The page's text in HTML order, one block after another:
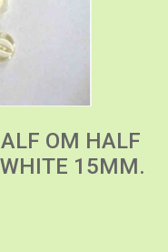
OM HALF
15MM.